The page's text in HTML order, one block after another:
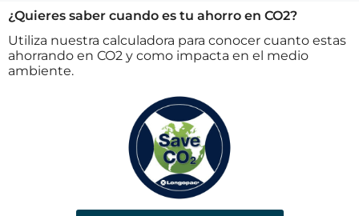
¿Quieres saber cuando es tu ahorro en CO2?
Utiliza nuestra calculadora para conocer cuanto estas
ahorrando en CO2 y como impacta en el medio
ambiente.